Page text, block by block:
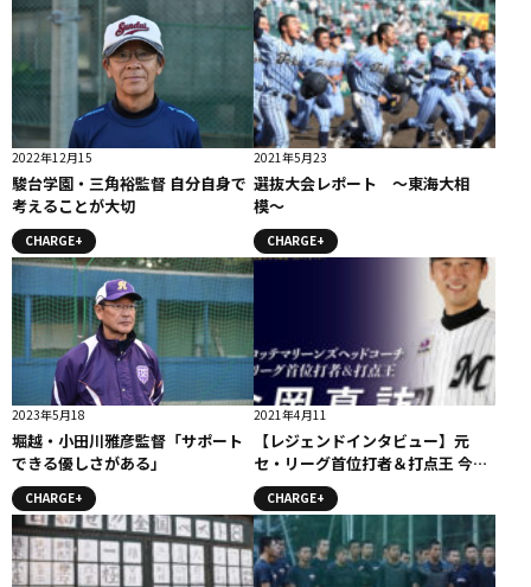
2022年12月15
駿台学園・三角裕監督 自分自身で
考えることが大切
CHARGE+
2021年5月23
選抜大会レポート 〜東海大相
模〜
CHARGE+
2023年5月18
堀越・小田川雅彦監督「サポート
できる優しさがある」
CHARGE+
2021年4月11
【レジェンドインタビュー】元
セ・リーグ首位打者＆打点王 今岡
真訪（元阪神―ロッテ） #今岡真
訪CHARGE+